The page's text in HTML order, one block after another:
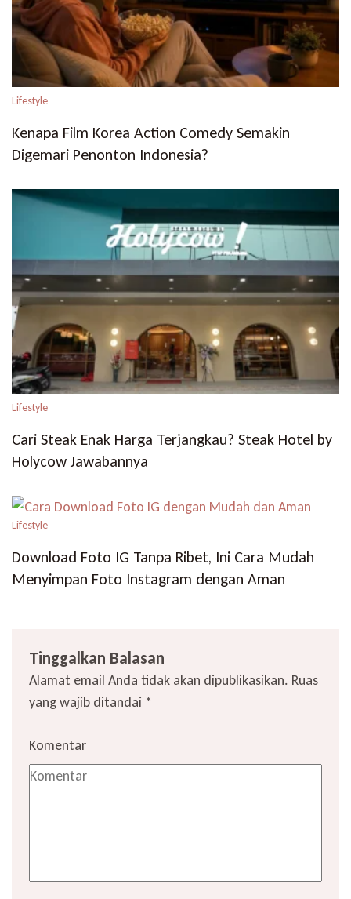
Lifestyle
Kenapa Film Korea Action Comedy Semakin
Digemari Penonton Indonesia?
Lifestyle
Cari Steak Enak Harga Terjangkau? Steak Hotel by
Holycow Jawabannya
Lifestyle
Download Foto IG Tanpa Ribet, Ini Cara Mudah
Menyimpan Foto Instagram dengan Aman
Tinggalkan Balasan
Alamat email Anda tidak akan dipublikasikan. Ruas
yang wajib ditandai *
Komentar